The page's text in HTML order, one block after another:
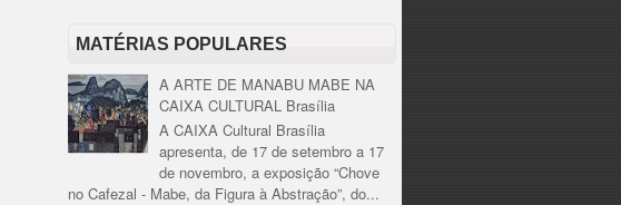
MATÉRIAS POPULARES
A ARTE DE MANABU MABE NA
CAIXA CULTURAL Brasília
A CAIXA Cultural Brasília
apresenta, de 17 de setembro a 17
de novembro, a exposição “Chove
no Cafezal - Mabe, da Figura à Abstração”, do...